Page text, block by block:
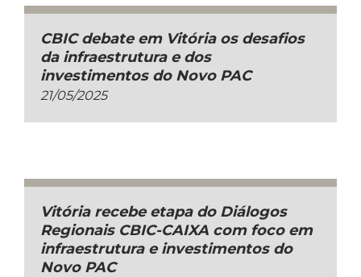
CBIC debate em Vitória os desafios
da infraestrutura e dos
investimentos do Novo PAC
21/05/2025
Vitória recebe etapa do Diálogos
Regionais CBIC-CAIXA com foco em
infraestrutura e investimentos do
Novo PAC